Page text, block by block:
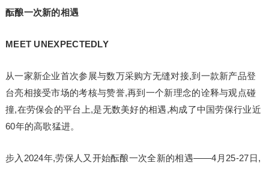
酝酿一次新的相遇
MEET UNEXPECTEDLY
从一家新企业首次参展与数万采购方无缝对接,到一款新产品登
台亮相接受市场的考核与赞誉,再到一个新理念的诠释与观点碰
撞,在劳保会的平台上,是无数美好的相遇,构成了中国劳保行业近
60年的高歌猛进。
步入2024年,劳保人又开始酝酿一次全新的相遇——4月25-27日,